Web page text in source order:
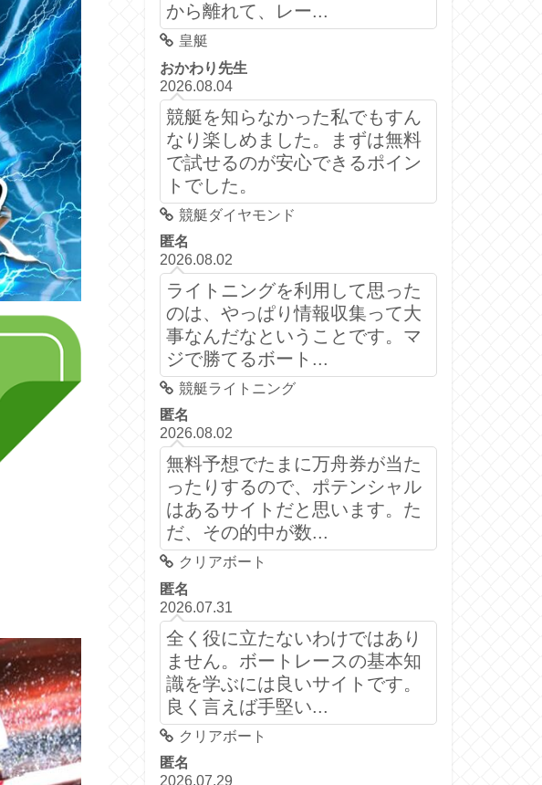
から離れて、レー...
皇艇
おかわり先生
2026.08.04
競艇を知らなかった私でもすん
なり楽しめました。まずは無料
で試せるのが安心できるポイン
トでした。
競艇ダイヤモンド
匿名
2026.08.02
ライトニングを利用して思った
のは、やっぱり情報収集って大
事なんだなということです。マ
ジで勝てるボート...
競艇ライトニング
匿名
2026.08.02
無料予想でたまに万舟券が当た
ったりするので、ポテンシャル
はあるサイトだと思います。た
だ、その的中が数...
クリアボート
匿名
2026.07.31
全く役に立たないわけではあり
ません。ボートレースの基本知
識を学ぶには良いサイトです。
良く言えば手堅い...
クリアボート
匿名
2026.07.29